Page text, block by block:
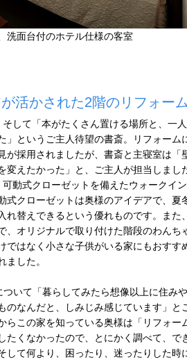
洗面台付のホテル仕様の客室
活かされた2階のリフォー
して「本がたくさん置ける場所と、一
」というご主人待望の書斎。リフォーム
が採用されましたが、書斎と主寝室は「
変えたかった」と、ご主人が担当しまし
動式クローゼットを備えたウォークイ
式クローゼットは奥様のアイデアで、夏
れ替えできるという優れものです。また
、オリジナルで取り付けた階段のわんち
ではなく小さな子供がいる家にもおすす
ました。
いて「暮らしてみたら想像以上に住み
のなんだと、しみじみ感じています」と
らこの家を知っている奥様は「リフォー
たくなかったので、とにかく調べて、で
して何より、困ったり、迷ったりした時